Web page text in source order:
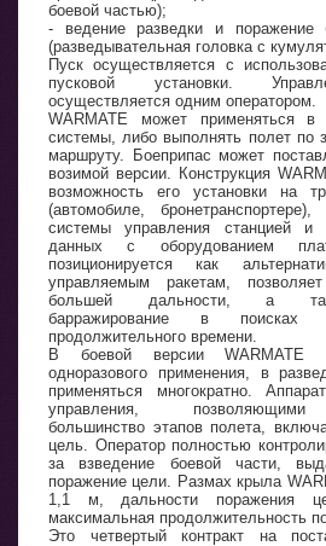
боевой частью);
- ведение разведки и поражение
(разведывательная головка с
Пуск осуществляется с
пусковой установки.
осуществляется одним оператором.
WARMATE может применяться в
системы, либо выполнять полет по
маршруту. Боеприпас может
возимой версии. Конструкция
возможность его установки на
(автомобиле,
системы управления станцией и
данных с оборудованием
позиционируется как
управляемым ракетам,
большей дальности, а
барражирование в
продолжительного времени.
В боевой версии WARMATE
одноразового применения, в
применяться многократно.
управления, позволяющими
большинство этапов полета,
цель. Оператор полностью
за взведение боевой части,
поражение цели. Размах крыла
1,1 м, дальности поражения
максимальная продолжительность
Это четвертый контракт на